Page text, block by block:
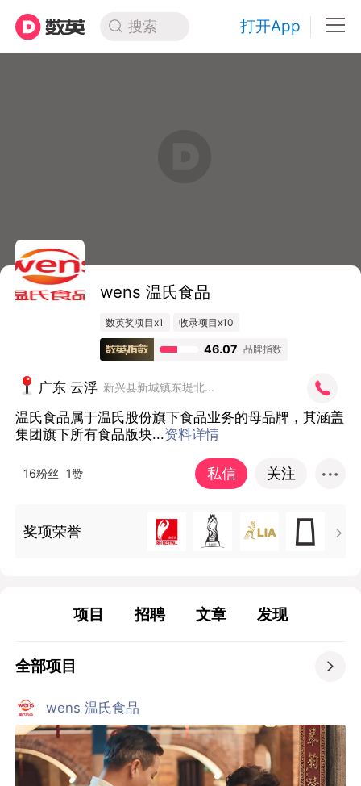
搜索 打开App
wens 温氏食品
数英奖项目x1 收录项目x10
46.07 品牌指数
广东 云浮 新兴县新城镇东堤北路9号
温氏食品属于温氏股份旗下食品业务的母品牌，其涵盖
集团旗下所有食品版块...资料详情
16粉丝 1赞 私信 关注
奖项荣誉 
项目 招聘 文章 发现
全部项目 
wens 温氏食品